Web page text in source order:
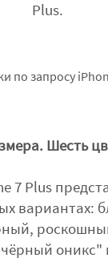
Plus.
Шесть
7 Plus
вариантах:
оникс"